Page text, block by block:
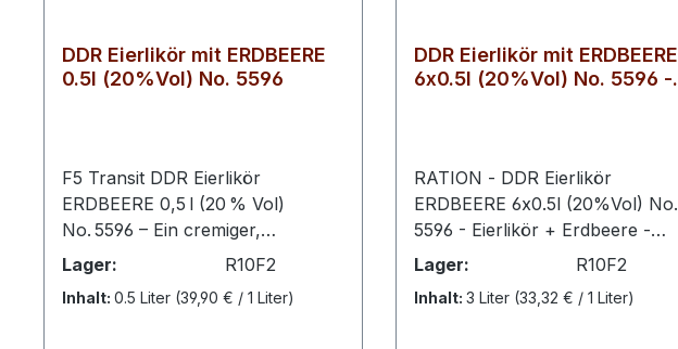
DDR Eierlikör mit ERDBEERE
0.5l (20%Vol) No. 5596
F5 Transit DDR Eierlikör
ERDBEERE 0,5 l (20 % Vol)
No. 5596 – Ein cremiger,
vollmundiger Eierlikör nach
Aroma vollreifer Erdbeeren.
Lager: R10F2
Inhalt: 0.5 Liter (39,90 € / 1 Liter)
DDR Eierlikör mit ERDBEERE
6x0.5l (20%Vol) No. 5596 -
RATION - DDR Eierlikör
ERDBEERE 6x0.5l (20%Vol) No.
5596 - Eierlikör + Erdbeere -
Unser DDR Eierlikör ORIGINAL
Erdbeeren. Genießen Sie den
Lager: R10F2
Inhalt: 3 Liter (33,32 € / 1 Liter)